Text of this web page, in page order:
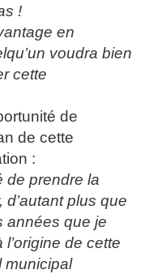
!
en
voudra bien
cette
de
de cette
:
de prendre la
plus que
années que je
de cette
municipal